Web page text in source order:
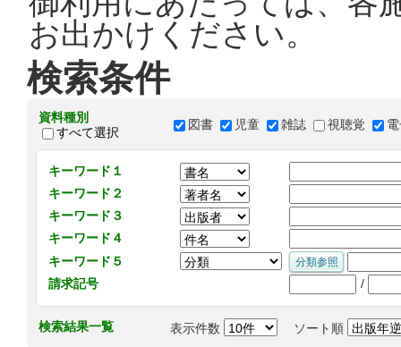
お出かけください。
検索条件
資料種別
すべて選択
図書 児童 雑誌 視聴覚
キーワード１
キーワード２
キーワード３
キーワード４
キーワード５
請求記号
/
検索結果一覧 表示件数 ソート順